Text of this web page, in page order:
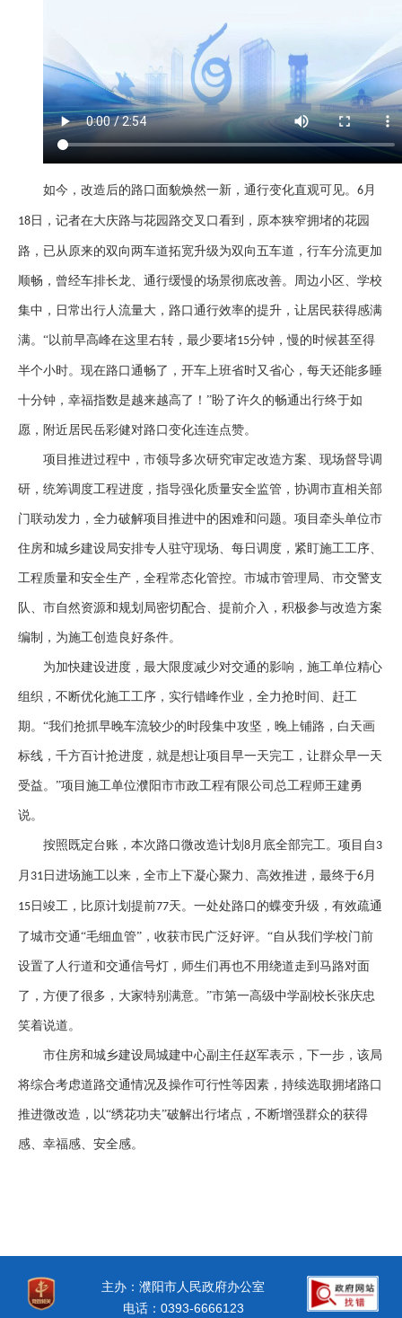
如今，改造后的路口面貌焕然一新，通行变化直观可见。 6 月
18日，记者在大庆路与花园路交叉口看到，原本狭窄拥堵的花园
路，已从原来的双向两车道拓宽升级为双向五车道，行车分流更加
顺畅，曾经车排长龙、通行缓慢的场景彻底改善。周边小区、学校
集中，日常出行人流量大，路口通行效率的提升，让居民获得感满
满。“以前早高峰在这里右转，最少要堵15分钟，慢的时候甚至得
半个小时。现在路口通畅了，开车上班省时又省心，每天还能多睡
十分钟，幸福指数是越来越高了！”盼了许久的畅通出行终于如
愿，附近居民岳彩健对路口变化连连点赞。
项目推进过程中，市领导多次研究审定改造方案、现场督导调
研，统筹调度工程进度，指导强化质量安全监管，协调市直相关部
门联动发力，全力破解项目推进中的困难和问题。项目牵头单位市
住房和城乡建设局安排专人驻守现场、每日调度，紧盯施工工序、
工程质量和安全生产，全程常态化管控。市城市管理局、市交警支
队、市自然资源和规划局密切配合、提前介入，积极参与改造方案
编制，为施工创造良好条件。
为加快建设进度，最大限度减少对交通的影响，施工单位精心
组织，不断优化施工工序，实行错峰作业，全力抢时间、赶工
期。 “我们抢抓早晚车流较少的时段集中攻坚，晚上铺路，白天画
标线，千方百计抢进度，就是想让项目早一天完工，让群众早一天
受益。”项目施工单位濮阳市市政工程有限公司总工程师王建勇
说。
按照既定台账，本次路口微改造计划 8 月底全部完工。项目自 3
月 31日进场施工以来，全市上下凝心聚力、高效推进，最终于6 月
15日竣工，比原计划提前77天。一处处路口的蝶变升级，有效疏通
了城市交通“毛细血管”，收获市民广泛好评。“自从我们学校门前
设置了人行道和交通信号灯，师生们再也不用绕道走到马路对面
了，方便了很多，大家特别满意。”市第一高级中学副校长张庆忠
笑着说道。
市住房和城乡建设局城建中心副主任赵军表示，下一步，该局
将综合考虑道路交通情况及操作可行性等因素，持续选取拥堵路口
推进微改造，以“绣花功夫”破解出行堵点，不断增强群众的获得
感、幸福感、安全感。
主办：濮阳市人民政府办公室
电话：0393-6666123